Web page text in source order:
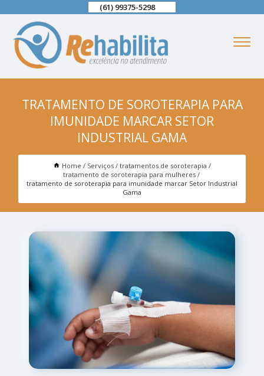
(61) 99375-5298
TRATAMENTO DE SOROTERAPIA PARA
IMUNIDADE MARCAR SETOR
INDUSTRIAL GAMA
Home Serviços
tratamentos de soroterapia
tratamento de soroterapia para mulheres
tratamento de soroterapia para imunidade marcar Setor Industrial
Gama